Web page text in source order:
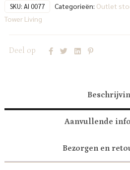
SKU: AI 0077 Categorieën: Outlet
Tower Living
Deel op
Aanvullende
Bezorgen en